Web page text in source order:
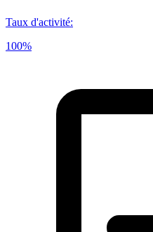
Taux d'activité:
100%